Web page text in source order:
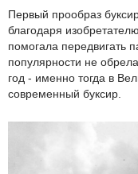
Первый прообраз
благодаря
помогала передвигать
популярности не
год - именно тогда в
современный буксир.